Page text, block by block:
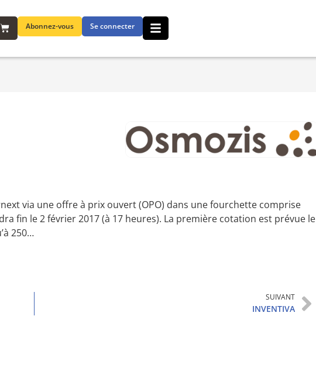
Abonnez-vous Se connecter
via une offre à prix ouvert (OPO) dans une fourchette comprise
fin le 2 février 2017 (à 17 heures). La première cotation est prévue le
250…
SUIVANT
INVENTIVA